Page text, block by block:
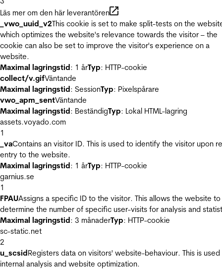
Läs mer om den här leverantören
_vwo_uuid_v2This cookie is set to make split-tests on the
which optimizes the website's relevance towards the visitor – the
cookie can also be set to improve the visitor's experience on a
website.
Maximal lagringstid: 1 årTyp: HTTP-cookie
collect/v.gifVäntande
Maximal lagringstid: SessionTyp: Pixelspårare
vwo_apm_sentVäntande
Maximal lagringstid: BeständigTyp: Lokal HTML-lagring
assets.voyado.com
1
_vaContains an visitor ID. This is used to identify the visitor upon
entry to the website.
Maximal lagringstid: 1 årTyp: HTTP-cookie
garnius.se
1
FPAUAssigns a specific ID to the visitor. This allows the website to
determine the number of specific user-visits for analysis and
Maximal lagringstid: 3 månaderTyp: HTTP-cookie
sc-static.net
2
u_scsidRegisters data on visitors' website-behaviour. This is
internal analysis and website optimization.